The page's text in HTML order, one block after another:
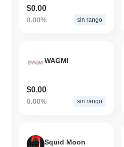
$0.00
0.00% sin rango
WAGMI
$0.00
0.00% sin rango
Squid Moon